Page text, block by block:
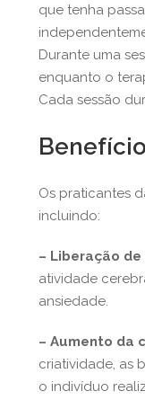
que tenha
Durante uma
enquanto o
Cada sessão
Os praticantes
incluindo:
– Liberação
atividade
ansiedade.
– Aumento da
criatividade, as
o indivíduo